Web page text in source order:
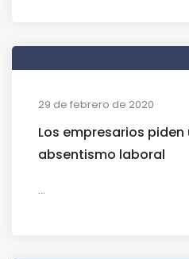
29 de febrero de 2020
Los empresarios
absentismo laboral